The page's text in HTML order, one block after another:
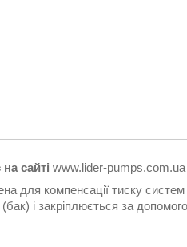
сайті www.lider-pumps.com.ua
для компенсації тиску
і закріплюється за